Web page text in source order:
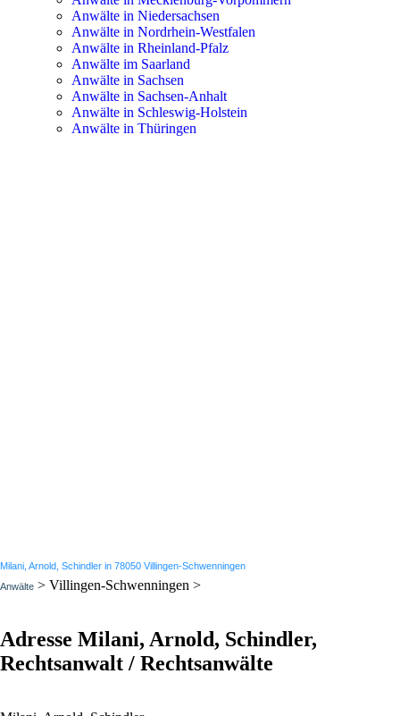
Anwälte in Niedersachsen
Anwälte in Nordrhein-Westfalen
Anwälte in Rheinland-Pfalz
Anwälte im Saarland
Anwälte in Sachsen
Anwälte in Sachsen-Anhalt
Anwälte in Schleswig-Holstein
Anwälte in Thüringen
Milani, Arnold, Schindler in 78050 Villingen-Schwenningen
Anwälte > Villingen-Schwenningen >
Adresse Milani, Arnold, Schindler,
Rechtsanwalt / Rechtsanwälte